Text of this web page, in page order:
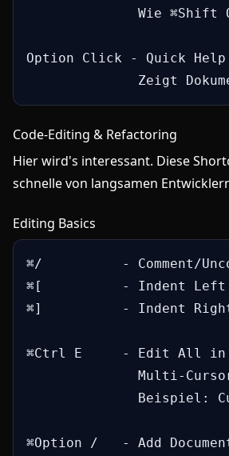
Wie ⌘Shift
Option Click - Quick Help
Zeigt
Code-Editing & Refactoring
Hier wird's interessant. Diese
schnelle von langsamen
Editing Basics
⌘/          - Comment/
⌘[          - Indent Left
⌘]          - Indent Right
⌘Ctrl E     - Edit All in
Multi-
Beispiel:
⌘Option /   - Add